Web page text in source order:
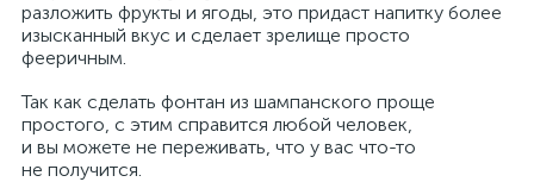
разложить фрукты и ягоды, это придаст напитку более
изысканный вкус и сделает зрелище просто
фееричным.
Так как сделать фонтан из шампанского проще
простого, с этим справится любой человек,
и вы можете не переживать, что у вас что-то
не получится.